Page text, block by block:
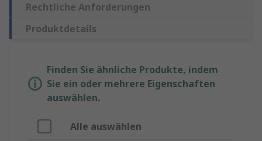
Rechtliche Anforderungen
Produktdetails
Finden Sie ähnliche Produkte, indem
Sie ein oder mehrere Eigenschaften
auswählen.
Alle auswählen